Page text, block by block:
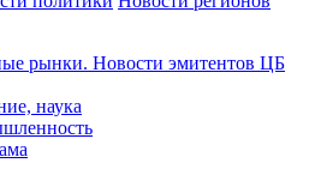
рынки. Новости эмитентов ЦБ
наука